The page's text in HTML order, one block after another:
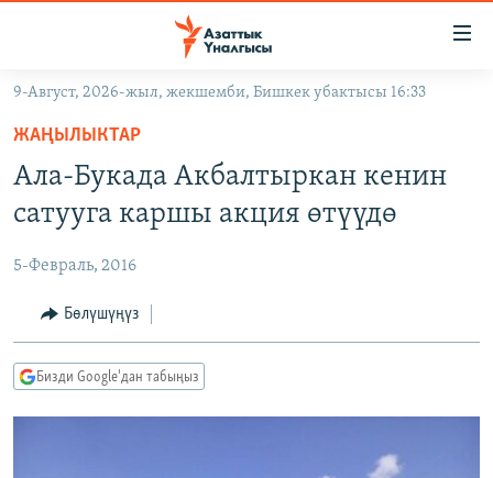
Навигацияга
өтүңүз
Издөөгө
салыңызКЫРГЫЗСТАН
ЭКОНОМИКА
МАДАНИЯТ
БОРБОР АЗИЯ
УКРАИНА
АТАЙЫН ИЛИКТӨӨ
ТВ ПРОГРАММАЛАР
ЭКСПЕРТТЕР ТАЛДАЙТ
ӨЗГӨЧӨ ПИКИР
9-Август, 2026-жыл, жекшемби, Бишкек убактысы 16:33
ЖАҢЫЛЫКТАР
Ала-Букада Акбалтыркан кенин
сатууга каршы акция өтүүдө
5-Февраль, 2016
Бөлүшүңүз
Бизди Google'дан табыңыз